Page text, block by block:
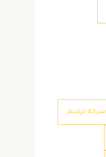
شركة ترميم